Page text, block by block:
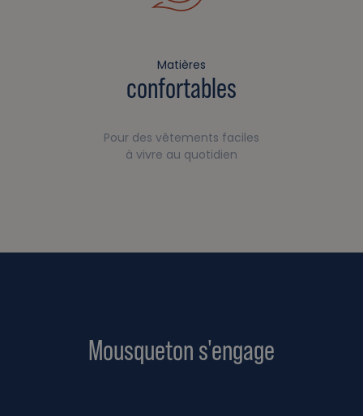
Matières
confortables
Pour des vêtements faciles
à vivre au quotidien
Mousqueton s'engage